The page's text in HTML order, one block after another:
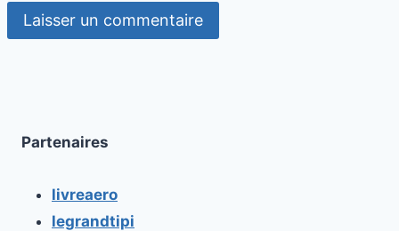
Partenaires
livreaero
legrandtipi